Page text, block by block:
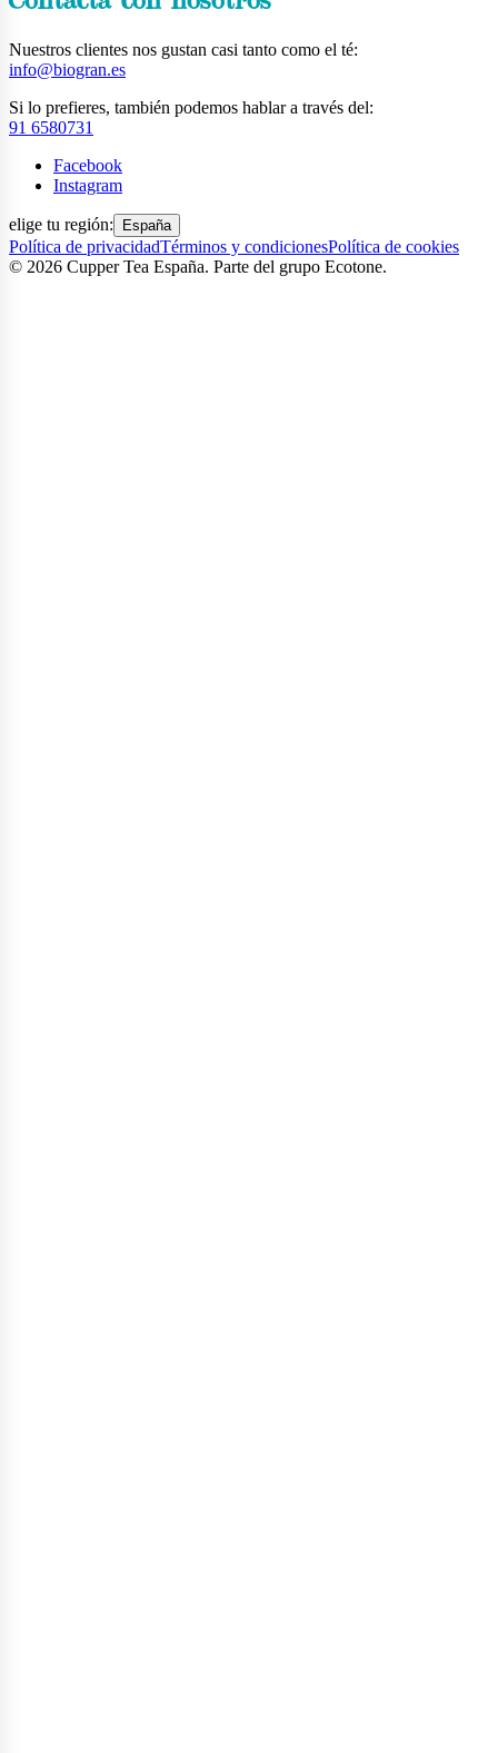
Nuestros clientes nos gustan casi tanto como el té:
info@biogran.es
Si lo prefieres, también podemos hablar a través del:
91 6580731
Facebook
Instagram
elige tu región: España
Política de privacidadTérminos y condicionesPolítica de cookies
© 2026 Cupper Tea España. Parte del grupo Ecotone.